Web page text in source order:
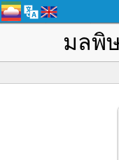
มลพิ